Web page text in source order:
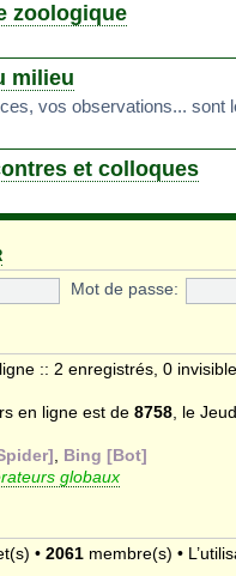
zoologique
milieu
vos observations... sont
et colloques
Mot de passe:
:: 2 enregistrés, 0
en ligne est de 8758 , le
Bing [Bot]
globaux
• 2061 membre(s) •